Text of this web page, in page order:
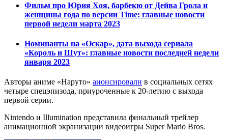
Фильм про Юрия Хоя, барбекю от Дейва Грола и
женщины года по версии Time: главные новости
первой недели марта 2023
Номинанты на «Оскар», дата выхода сериала
«Король и Шут»: главные новости последней недели
января 2023
Авторы аниме «Наруто» анонсировали в социальных сетях
четыре спецэпизода, приуроченные к 20-летию с выхода
первой серии.
Nintendo и Illumination представила финальный трейлер
анимационной экранизации видеоигры Super Mario Bros.